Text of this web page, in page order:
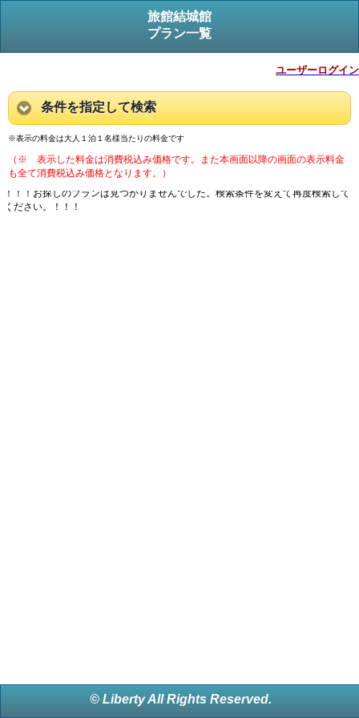
旅館結城館
プラン一覧
ユーザーログイン
条件を指定して検索
※表示の料金は大人１泊１名様当たりの料金です
（※ 表示した料金は消費税込み価格です。また本画面以降の画面の表示料金
も全て消費税込み価格となります。）
！！！お探しのプランは見つかりませんでした。検索条件を変えて再度検索して
ください。！！！
© Liberty All Rights Reserved.